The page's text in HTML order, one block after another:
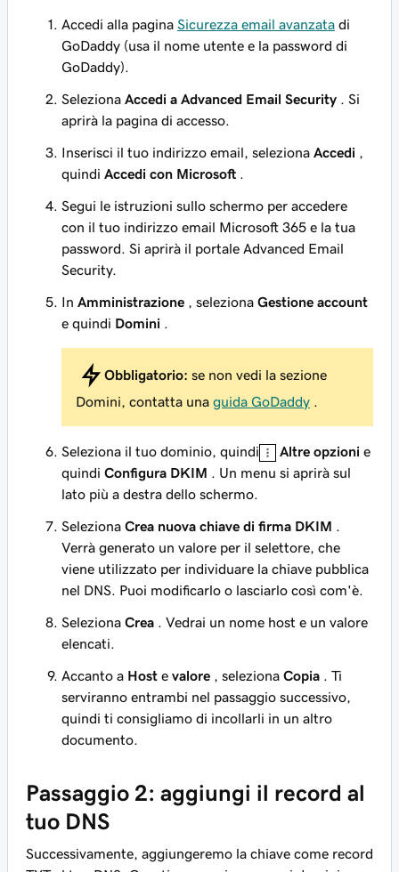
Accedi alla pagina Sicurezza email avanzata di
GoDaddy (usa il nome utente e la password di
GoDaddy).
Seleziona Accedi a Advanced Email Security . Si
aprirà la pagina di accesso.
Inserisci il tuo indirizzo email, seleziona Accedi ,
quindi Accedi con Microsoft .
Segui le istruzioni sullo schermo per accedere
con il tuo indirizzo email Microsoft 365 e la tua
password. Si aprirà il portale Advanced Email
Security.
In Amministrazione , seleziona Gestione account
e quindi Domini .
Obbligatorio: se non vedi la sezione
Domini, contatta una guida GoDaddy .
Seleziona il tuo dominio, quindi Altre opzioni e
quindi Configura DKIM . Un menu si aprirà sul
lato più a destra dello schermo.
Seleziona Crea nuova chiave di firma DKIM .
Verrà generato un valore per il selettore, che
viene utilizzato per individuare la chiave pubblica
nel DNS. Puoi modificarlo o lasciarlo così com'è.
Seleziona Crea . Vedrai un nome host e un valore
elencati.
Accanto a Host e valore , seleziona Copia . Ti
serviranno entrambi nel passaggio successivo,
quindi ti consigliamo di incollarli in un altro
documento.
Passaggio 2: aggiungi il record al
tuo DNS
Successivamente, aggiungeremo la chiave come record